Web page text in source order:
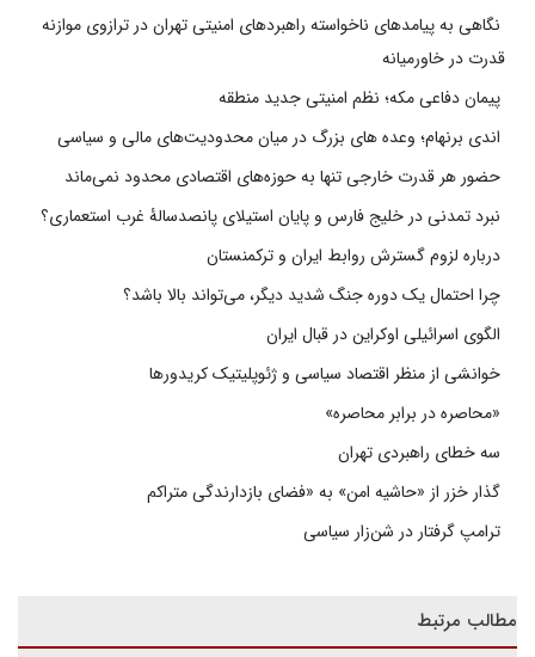
نگاهی به پیامدهای ناخواسته راهبردهای امنیتی تهران در ترازوی موازنه
قدرت در خاورمیانه
پیمان دفاعی مکه؛ نظم امنیتی جدید منطقه
اندی برنهام؛ وعده های بزرگ در میان محدودیت‌های مالی و سیاسی
حضور هر قدرت خارجی تنها به حوزه‌های اقتصادی محدود نمی‌ماند
نبرد تمدنی در خلیج فارس و پایان استیلای پانصدسالۀ غرب استعماری؟
درباره لزوم گسترش روابط ایران و ترکمنستان
چرا احتمال یک دوره جنگ شدید دیگر، می‌تواند بالا باشد؟
الگوی اسرائیلی اوکراین در قبال ایران
خوانشی از منظر اقتصاد سیاسی و ژئوپلیتیک کریدورها
«محاصره در برابر محاصره»
سه خطای راهبردی تهران
گذار خزر از «حاشیه امن» به «فضای بازدارندگی متراکم
ترامپ گرفتار در شن‌زار سیاسی
مطالب مرتبط